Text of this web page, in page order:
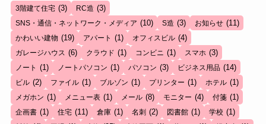
3階建て住宅 (3) RC造 (3)
SNS・通信・ネットワーク・メディア (10) S造 (3) お知らせ (11)
かわいい建物 (19) アパート (1) オフィスビル (4)
ガレージハウス (6) クラウド (1) コンビニ (1) スマホ (3)
ノート (1) ノートパソコン (1) パソコン (3) ビジネス用品 (14)
ビル (2) ファイル (1) ブルゾン (1) プリンター (1) ホテル (1)
メガホン (1) メニュー表 (1) メール (8) モニター (4) 付箋 (1)
企画書 (1) 住宅 (11) 倉庫 (1) 名刺 (2) 図書館 (1) 学校 (1)